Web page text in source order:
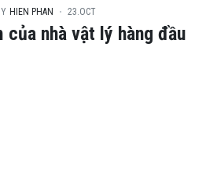
HIEN PHAN 23.OCT
của nhà vật lý hàng đầu